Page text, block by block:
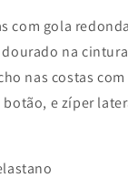
com gola
na
nas costas
e zíper